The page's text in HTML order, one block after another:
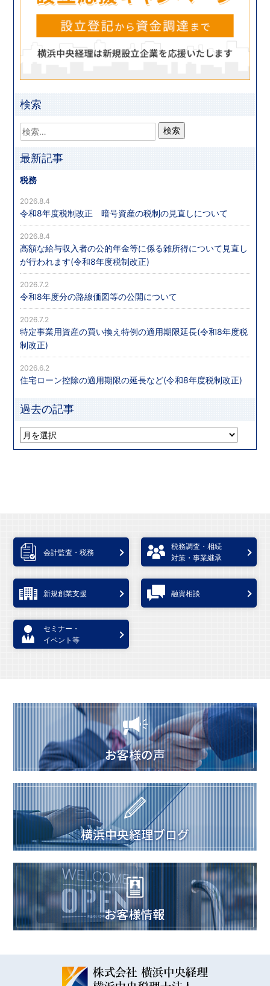
検索
最新記事
税務
令和8年度税制改正 暗号資産の税制の見直しについて
2026.8.4
高額な給与収入者の公的年金等に係る雑所得について見直し
が行われます(令和8年度税制改正)
2026.8.4
令和8年度分の路線価図等の公開について
2026.7.2
特定事業用資産の買い換え特例の適用期限延長(令和8年度税
制改正)
2026.7.2
住宅ローン控除の適用期限の延長など(令和8年度税制改正)
2026.6.2
過去の記事
会計監査・税務
税務調査・相続
対策・事業継承
新規創業支援 融資相談
セミナー・
イベント等